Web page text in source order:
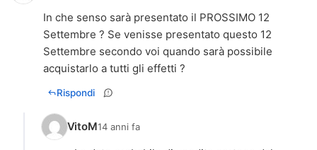
In che senso sarà presentato il PROSSIMO 12
Settembre ? Se venisse presentato questo 12
Settembre secondo voi quando sarà possibile
acquistarlo a tutti gli effetti ?
Rispondi
VitoM14 anni fa